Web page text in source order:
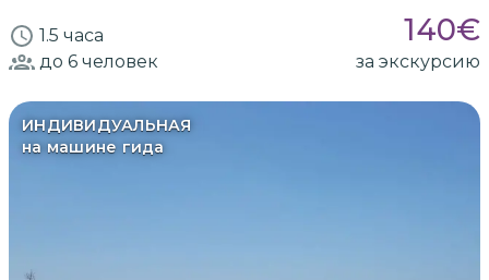
1.5 часа 140€
до 6 человек за экскурсию
ИНДИВИДУАЛЬНАЯ
на машине гида